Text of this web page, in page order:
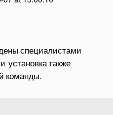
специалистами
установка также
команды.